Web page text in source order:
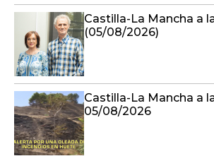
Castilla-La Mancha a
(05/08/2026)
Castilla-La Mancha a
05/08/2026